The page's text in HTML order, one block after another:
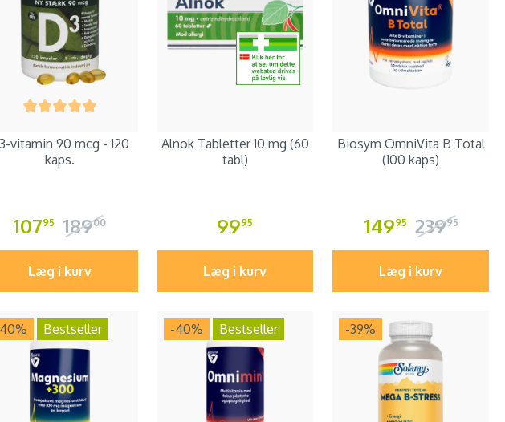
vitamin 90 mcg - 120
kaps.
10795 18900
Læg i kurv
Alnok Tabletter 10 mg (60
tabl)
9995
Læg i kurv
Biosym OmniVita B Total
(100 kaps)
14995 23995
Læg i kurv
% Bestseller -40% Bestseller -39%